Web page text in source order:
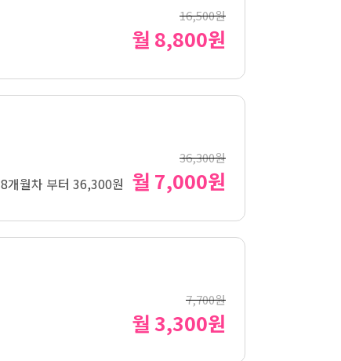
16,500원
월 8,800원
36,300원
8개월차 부터 36,300원 월 7,000원
7,700원
월 3,300원